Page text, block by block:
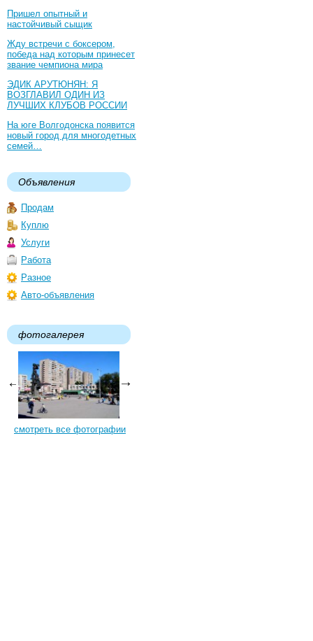
Пришел опытный и
настойчивый сыщик
Жду встречи с боксером,
победа над которым принесет
звание чемпиона мира
ЭДИК АРУТЮНЯН: Я
ВОЗГЛАВИЛ ОДИН ИЗ
ЛУЧШИХ КЛУБОВ РОССИИ
На юге Волгодонска появится
новый город для многодетных
семей…
Объявления
Продам
Куплю
Услуги
Работа
Разное
Авто-объявления
фотогалерея
смотреть все фотографии